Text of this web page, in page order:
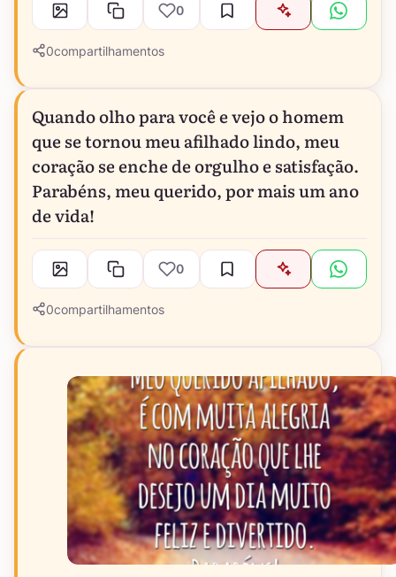
0
0compartilhamentos
Quando olho para você e vejo o homem
que se tornou meu afilhado lindo, meu
coração se enche de orgulho e satisfação.
Parabéns, meu querido, por mais um ano
de vida!
0
0compartilhamentos